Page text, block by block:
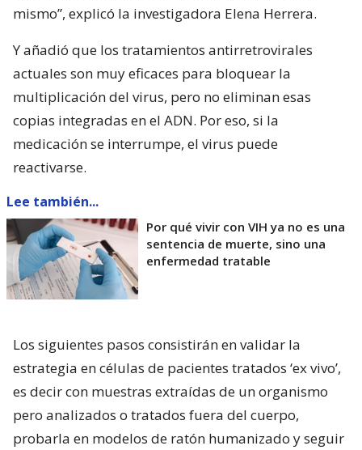
mismo”, explicó la investigadora Elena Herrera.
Y añadió que los tratamientos antirretrovirales
actuales son muy eficaces para bloquear la
multiplicación del virus, pero no eliminan esas
copias integradas en el ADN. Por eso, si la
medicación se interrumpe, el virus puede
reactivarse.
Lee también...
Por qué vivir con VIH ya no es una
sentencia de muerte, sino una
enfermedad tratable
Los siguientes pasos consistirán en validar la
estrategia en células de pacientes tratados ‘ex vivo’,
es decir con muestras extraídas de un organismo
pero analizados o tratados fuera del cuerpo,
probarla en modelos de ratón humanizado y seguir